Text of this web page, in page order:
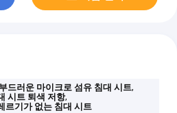
드러운 마이크로 섬유 침대 시트,
시트 퇴색 저항,
르기가 없는 침대 시트